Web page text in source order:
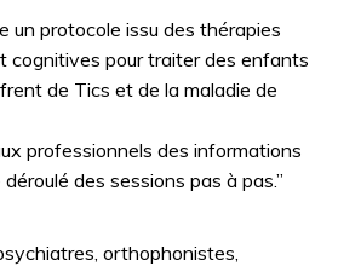
un protocole issu des thérapies
cognitives pour traiter des enfants
de Tics et de la maladie de
professionnels des informations
des sessions pas à pas.”
orthophonistes,